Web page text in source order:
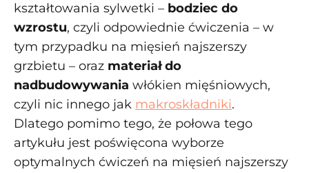
kształtowania sylwetki – bodziec do
wzrostu, czyli odpowiednie ćwiczenia – w
tym przypadku na mięsień najszerszy
grzbietu – oraz materiał do
nadbudowywania włókien mięśniowych,
czyli nic innego jak makroskładniki.
Dlatego pomimo tego, że połowa tego
artykułu jest poświęcona wyborze
optymalnych ćwiczeń na mięsień najszerszy